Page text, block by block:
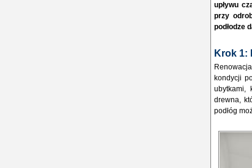
upływu
przy
podłodze
Krok 1:
kondycji
ubytkami,
drewna,
podłóg